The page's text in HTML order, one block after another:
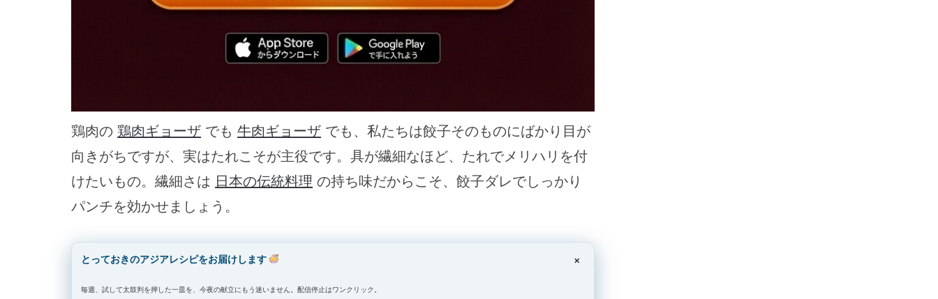
鶏肉の 鶏肉ギョーザ でも 牛肉ギョーザ でも、私たちは餃子そのものにばかり目が
向きがちですが、実はたれこそが主役です。具が繊細なほど、たれでメリハリを付
けたいもの。繊細さは 日本の伝統料理 の持ち味だからこそ、餃子ダレでしっかり
パンチを効かせましょう。
とっておきのアジアレシピをお届けします
毎週、試して太鼓判を押した一皿を、今夜の献立にもう迷いません。配信停止はワンクリック。
×